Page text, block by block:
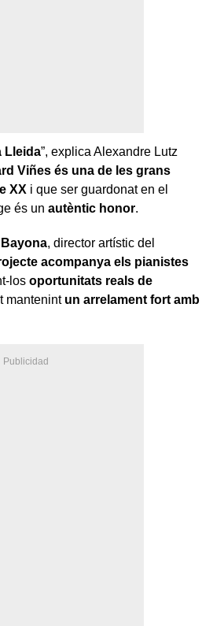
Lleida”, explica Alexandre Lutz
Viñes és una de les grans
XX i que ser guardonat en el
és un autèntic honor.
, director artístic del
acompanya els pianistes
los oportunitats reals de
mantenint un arrelament fort amb